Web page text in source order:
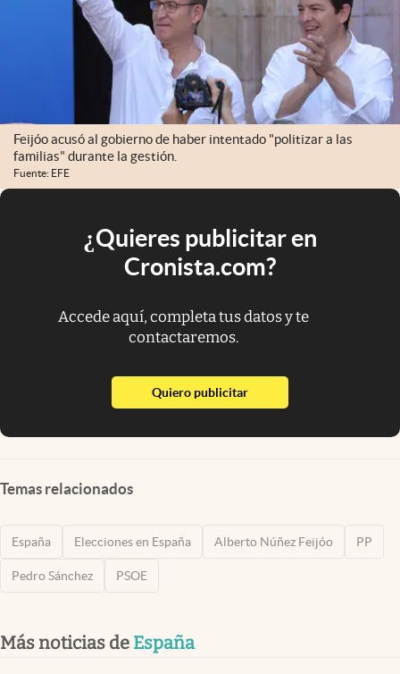
Feijóo acusó al gobierno de haber intentado "politizar a las
familias" durante la gestión.
Fuente: EFE
¿Quieres publicitar en
Cronista.com?
Accede aquí, completa tus datos y te
contactaremos.
Quiero publicitarabre en nueva pestaña
Temas relacionados
España Elecciones en España Alberto Núñez Feijóo PP
Pedro Sánchez PSOE
Más noticias de España